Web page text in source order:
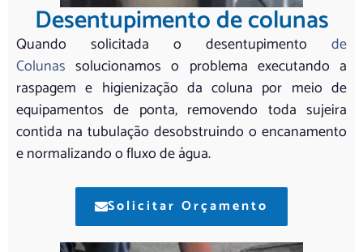
Desentupimento de colunas
Quando solicitada o desentupimento de
Colunas solucionamos o problema executando a
raspagem e higienização da coluna por meio de
equipamentos de ponta, removendo toda sujeira
contida na tubulação desobstruindo o encanamento
e normalizando o fluxo de água.
Solicitar Orçamento